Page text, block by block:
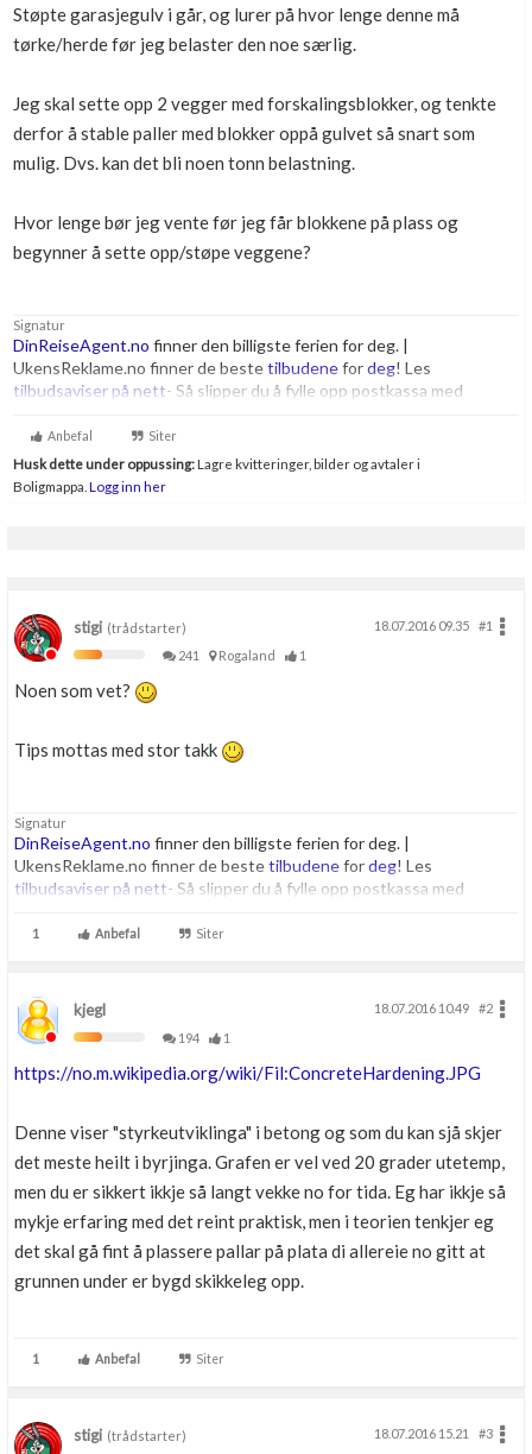
Boligmappa+
Få mer ut av Boligmappa
Støpte garasjegulv i går, og lurer på hvor lenge denne må
tørke/herde før jeg belaster den noe særlig.
Jeg skal sette opp 2 vegger med forskalingsblokker, og tenkte
derfor å stable paller med blokker oppå gulvet så snart som
mulig. Dvs. kan det bli noen tonn belastning.
Hvor lenge bør jeg vente før jeg får blokkene på plass og
begynner å sette opp/støpe veggene?
Signatur
DinReiseAgent.no finner den billigste ferien for deg. |
UkensReklame.no finner de bestetilbudenefordeg! Les
tilbudsaviser på nett- Så slipper du å fylle opp postkassa med
Anbefal Siter
Husk dette under oppussing:Lagre kvitteringer, bilder og avtaler i
Boligmappa. Logg inn her
stigi (trådstarter) 18.07.2016 09.35
#1
241
Rogaland 1
Noen som vet?
Tips mottas med stor takk
Signatur
DinReiseAgent.no finner den billigste ferien for deg. |
UkensReklame.no finner de bestetilbudenefordeg! Les
tilbudsaviser på nett- Så slipper du å fylle opp postkassa med
1 Anbefal Siter
kjegl 18.07.2016 10.49
#2
194
1
https://no.m.wikipedia.org/wiki/Fil:ConcreteHardening.JPG
Denne viser "styrkeutviklinga" i betong og som du kan sjå skjer
det meste heilt i byrjinga. Grafen er vel ved 20 grader utetemp,
men du er sikkert ikkje så langt vekke no for tida. Eg har ikkje så
mykje erfaring med det reint praktisk, men i teorien tenkjer eg
det skal gå fint å plassere pallar på plata di allereie no gitt at
grunnen under er bygd skikkeleg opp.
1 Anbefal Siter
stigi (trådstarter) 18.07.2016 15.21
#3